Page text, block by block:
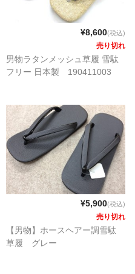
¥8,600(税込)
売り切れ
男物ラタンメッシュ草履 雪駄
フリー 日本製 190411003
¥5,900(税込)
売り切れ
【男物】ホースヘアー調雪駄
草履 グレー